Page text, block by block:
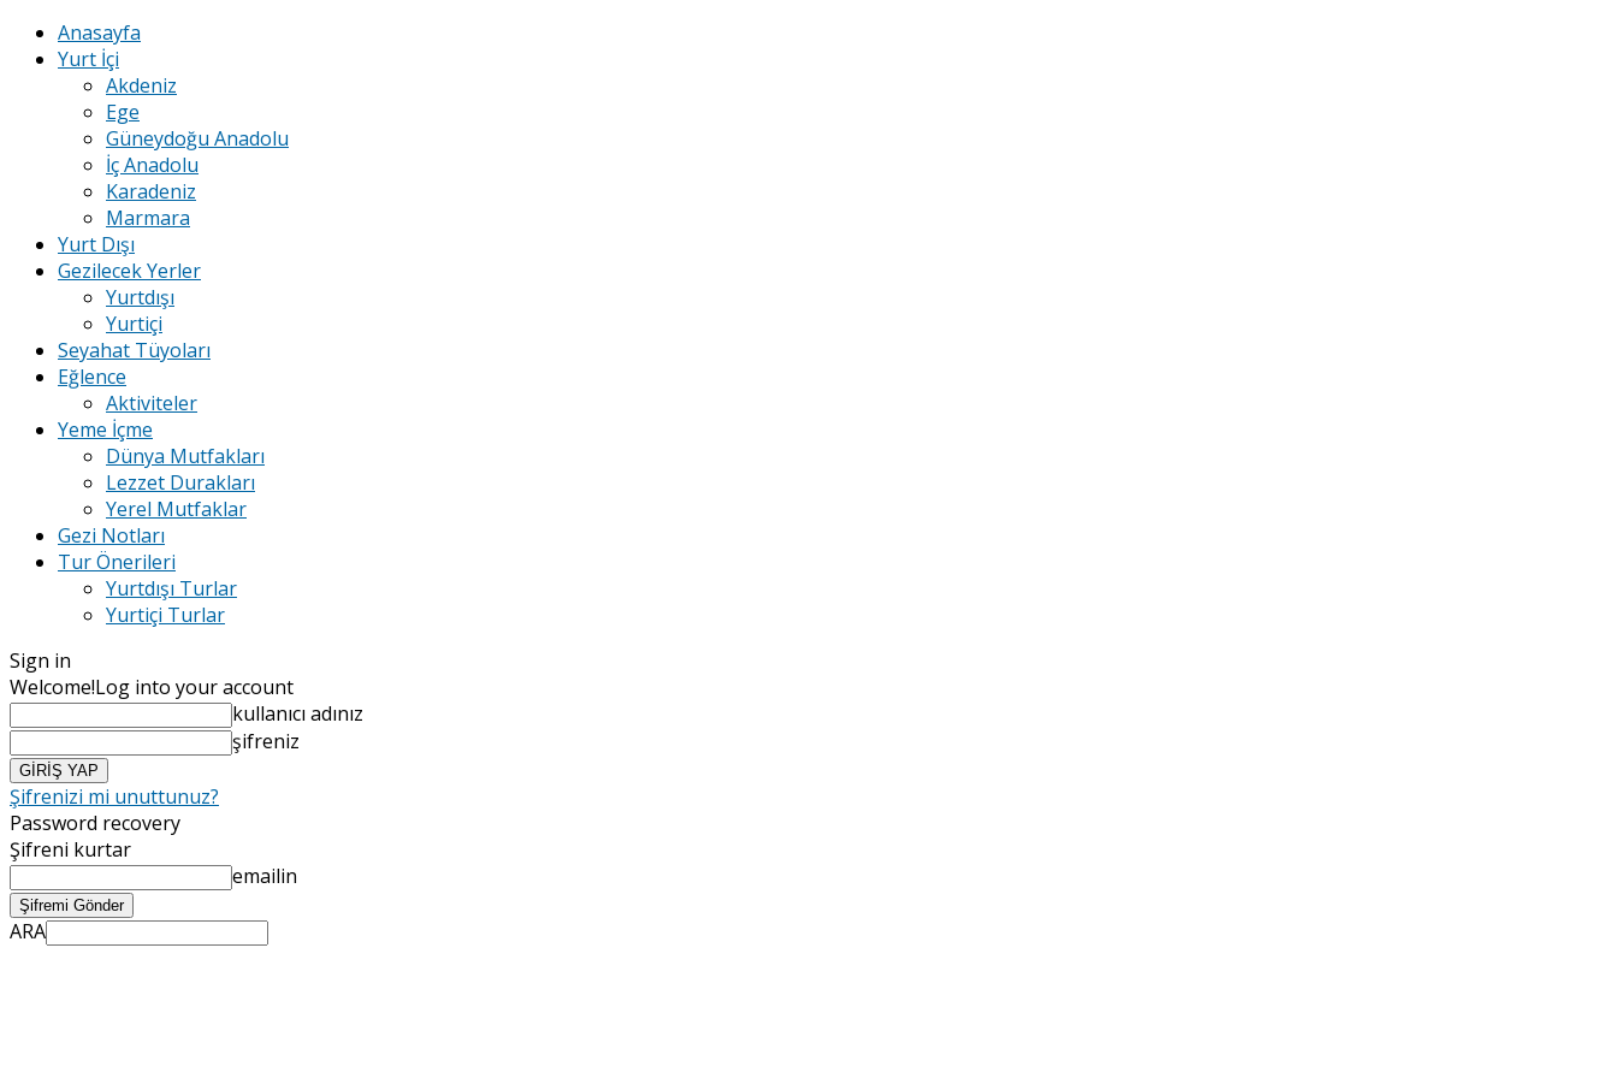
Anasayfa
Yurt İçi
Akdeniz
Ege
Güneydoğu Anadolu
İç Anadolu
Karadeniz
Marmara
Yurt Dışı
Gezilecek Yerler
Yurtdışı
Yurtiçi
Seyahat Tüyoları
Eğlence
Aktiviteler
Yeme İçme
Dünya Mutfakları
Lezzet Durakları
Yerel Mutfaklar
Gezi Notları
Tur Önerileri
Yurtdışı Turlar
Yurtiçi Turlar
Sign in
Welcome!Log into your account
kullanıcı adınız
şifreniz
Şifrenizi mi unuttunuz?
Password recovery
Şifreni kurtar
emailin
ARA